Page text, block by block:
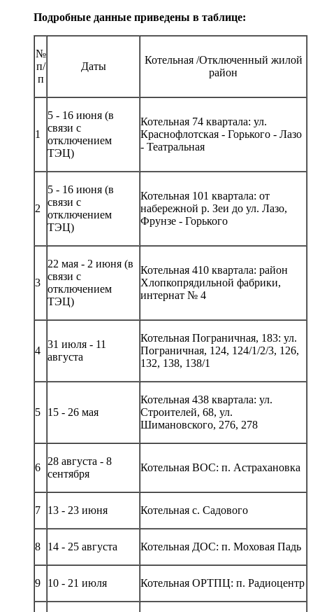
Подробные данные приведены в таблице:
№
п/
п
Даты
Котельная /Отключенный жилой
район
1
5 - 16 июня (в
связи с
отключением
ТЭЦ)
Котельная 74 квартала: ул.
Краснофлотская - Горького - Лазо
- Театральная
2
5 - 16 июня (в
связи с
отключением
ТЭЦ)
Котельная 101 квартала: от
набережной р. Зеи до ул. Лазо,
Фрунзе - Горького
3
22 мая - 2 июня (в
связи с
отключением
ТЭЦ)
Котельная 410 квартала: район
Хлопкопрядильной фабрики,
интернат № 4
4
31 июля - 11
августа
Котельная Пограничная, 183: ул.
Пограничная, 124, 124/1/2/3, 126,
132, 138, 138/1
5 15 - 26 мая
Котельная 438 квартала: ул.
Строителей, 68, ул.
Шимановского, 276, 278
6
28 августа - 8
сентября
Котельная ВОС: п. Астрахановка
7 13 - 23 июня Котельная с. Садового
8 14 - 25 августа Котельная ДОС: п. Моховая Падь
9 10 - 21 июля Котельная ОРТПЦ: п. Радиоцентр